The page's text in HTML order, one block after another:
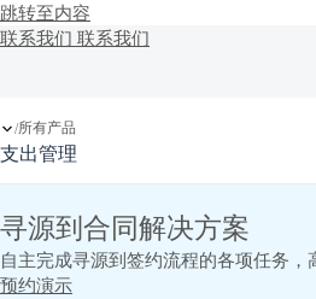
跳转至内容
联系我们 联系我们
/所有产品
支出管理
寻源到合同解决方案
自主完成寻源到签约流程的各项任务，
预约演示